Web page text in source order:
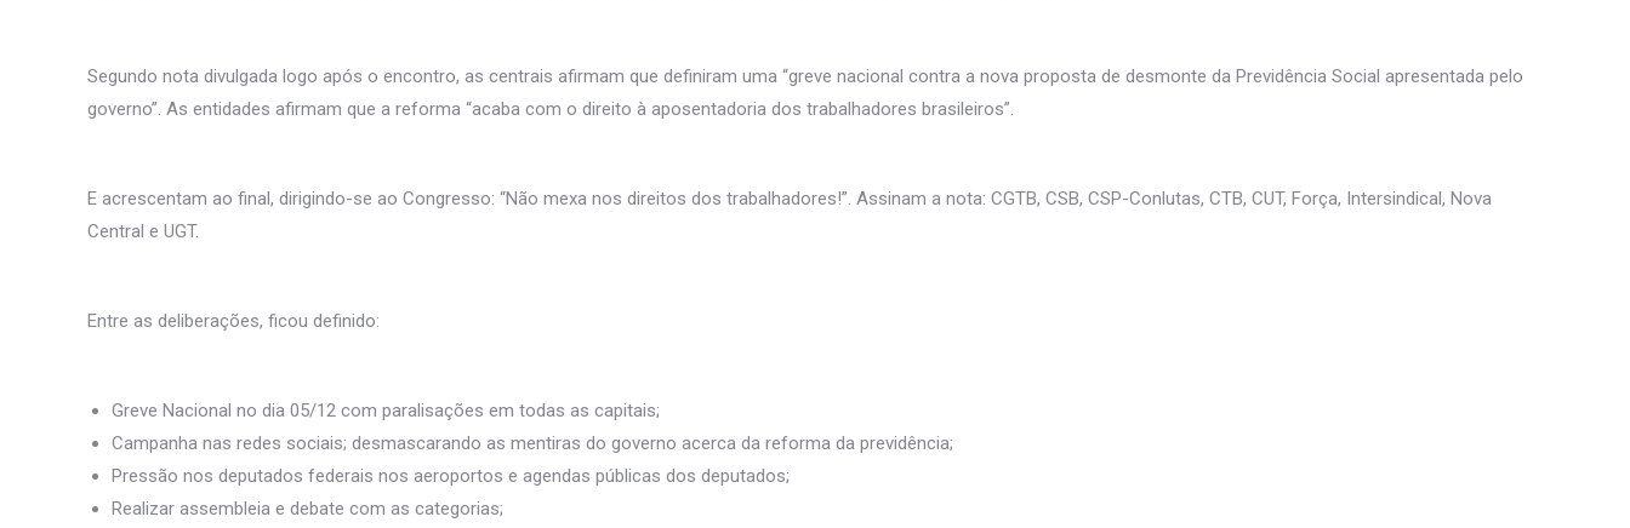
Segundo nota divulgada logo após o encontro, as centrais afirmam que definiram uma “greve nacional contra a nova proposta de desmonte da Previdência Social apresentada pelo
governo”. As entidades afirmam que a reforma “acaba com o direito à aposentadoria dos trabalhadores brasileiros”.
E acrescentam ao final, dirigindo-se ao Congresso: “Não mexa nos direitos dos trabalhadores!”. Assinam a nota: CGTB, CSB, CSP-Conlutas, CTB, CUT, Força, Intersindical, Nova
Central e UGT.
Entre as deliberações, ficou definido:
Greve Nacional no dia 05/12 com paralisações em todas as capitais;
Campanha nas redes sociais; desmascarando as mentiras do governo acerca da reforma da previdência;
Pressão nos deputados federais nos aeroportos e agendas públicas dos deputados;
Realizar assembleia e debate com as categorias;